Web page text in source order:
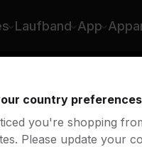
Laufband App
country preferences
you're shopping
Please update your